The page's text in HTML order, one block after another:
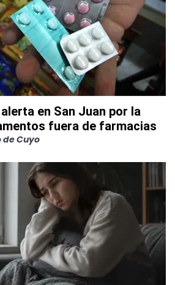
en San Juan por la
fuera de farmacias
de Cuyo